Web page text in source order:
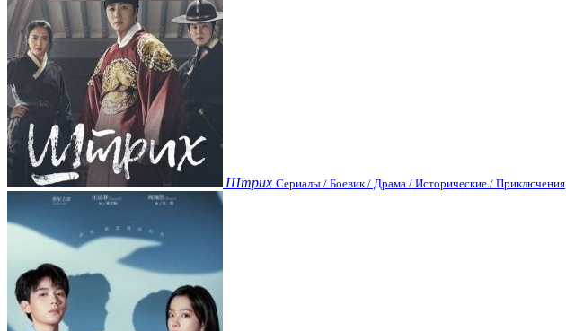
Штрих Сериалы / Боевик / Драма / Исторические / Приключения